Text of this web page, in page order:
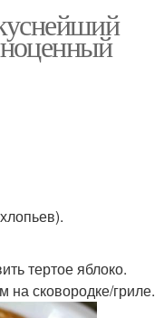
тертое яблоко.
сковородке/гриле.